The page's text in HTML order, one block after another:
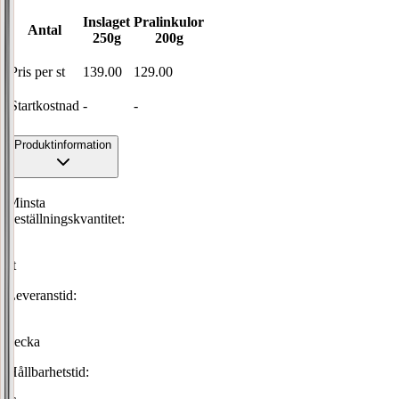
Antal
Inslaget
250g
Pralinkulor
200g
Pris per st 139.00 129.00
Startkostnad - -
Produktinformation
Minsta
beställningskvantitet:
st
Leveranstid:
vecka
Hållbarhetstid: